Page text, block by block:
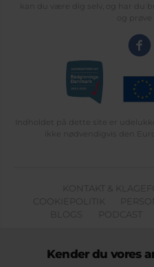
kan du være dig selv, og har du
og
Indholdet på dette site er
ikke nødvendigvis den
KONTAKT &
COOKIEPOLITIK
BLOGS
PODCAST
Kender du vores